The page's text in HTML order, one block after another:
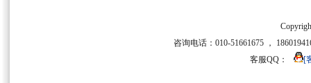
咨询电话：010-51661675 ，
客服QQ：
[